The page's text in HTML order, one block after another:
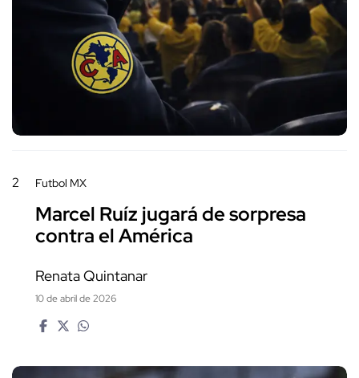
2 Futbol MX
Marcel Ruíz jugará de sorpresa
contra el América
Renata Quintanar
10 de abril de 2026